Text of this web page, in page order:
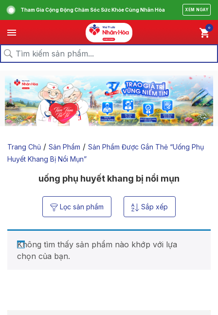
Tham Gia Cộng Động Chăm Sóc Sức Khỏe Cùng Nhân Hòa XEM NGAY
0
Trang Chủ / Sản Phẩm / Sản Phẩm Được Gắn Thẻ “uống Phụ
Huyết Khang Bị Nổi Mụn”
uống phụ huyết khang bị nổi mụn
Lọc sản phẩm Sắp xếp
Không tìm thấy sản phẩm nào khớp với lựa
chọn của bạn.